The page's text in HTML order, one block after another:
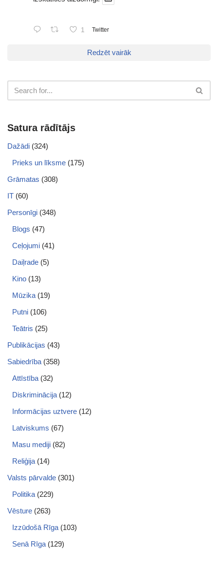
1 Twitter
Redzēt vairāk
Satura rādītājs
Dažādi (324)
Prieks un līksme (175)
Grāmatas (308)
IT (60)
Personīgi (348)
Blogs (47)
Ceļojumi (41)
Daiļrade (5)
Kino (13)
Mūzika (19)
Putni (106)
Teātris (25)
Publikācijas (43)
Sabiedrība (358)
Attīstība (32)
Diskriminācija (12)
Informācijas uztvere (12)
Latviskums (67)
Masu mediji (82)
Reliģija (14)
Valsts pārvalde (301)
Politika (229)
Vēsture (263)
Izzūdošā Rīga (103)
Senā Rīga (129)